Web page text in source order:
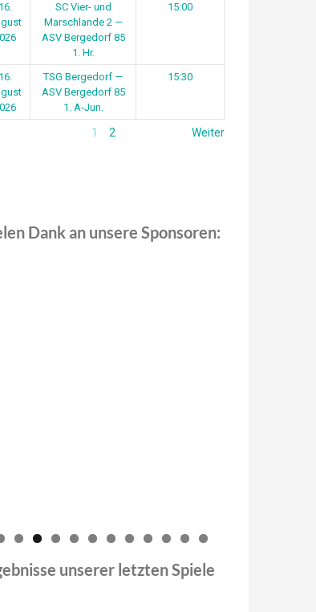
16.
SC Vier- und
Marschlande 2 —
ASV Bergedorf 85
1. Hr.
15:00
16.
TSG Bergedorf —
ASV Bergedorf 85
1. A-Jun.
15:30
1 2 Weiter
Dank an unsere Sponsoren:
0 1 2
unserer letzten Spiele